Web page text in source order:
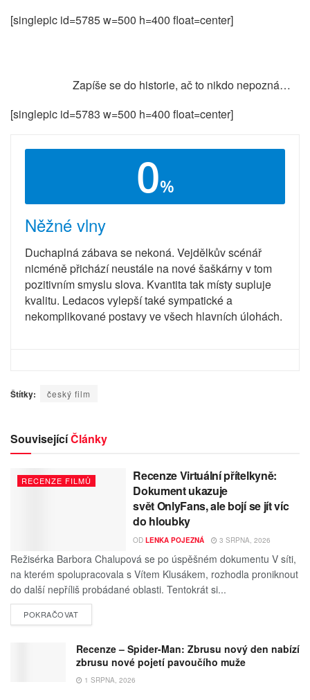
[singlepic id=5785 w=500 h=400 float=center]
Zapíše se do historie, ač to nikdo nepozná…
[singlepic id=5783 w=500 h=400 float=center]
0%
Něžné vlny
Duchaplná zábava se nekoná. Vejdělkův scénář
nicméně přichází neustále na nové šaškárny v tom
pozitivním smyslu slova. Kvantita tak místy supluje
kvalitu. Ledacos vylepší také sympatické a
nekomplikované postavy ve všech hlavních úlohách.
Štítky: český film
SouvisejícíČlánky
RECENZE FILMŮ
Recenze Virtuální přítelkyně:
Dokument ukazuje
svět OnlyFans, ale bojí se jít víc
do hloubky
OD LENKA POJEZNÁ 3 SRPNA, 2026
Režisérka Barbora Chalupová se po úspěšném dokumentu V síti,
na kterém spolupracovala s Vítem Klusákem, rozhodla proniknout
do další nepříliš probádané oblasti. Tentokrát si...
POKRAČOVAT
Recenze – Spider-Man: Zbrusu nový den nabízí
zbrusu nové pojetí pavoučího muže
1 SRPNA, 2026